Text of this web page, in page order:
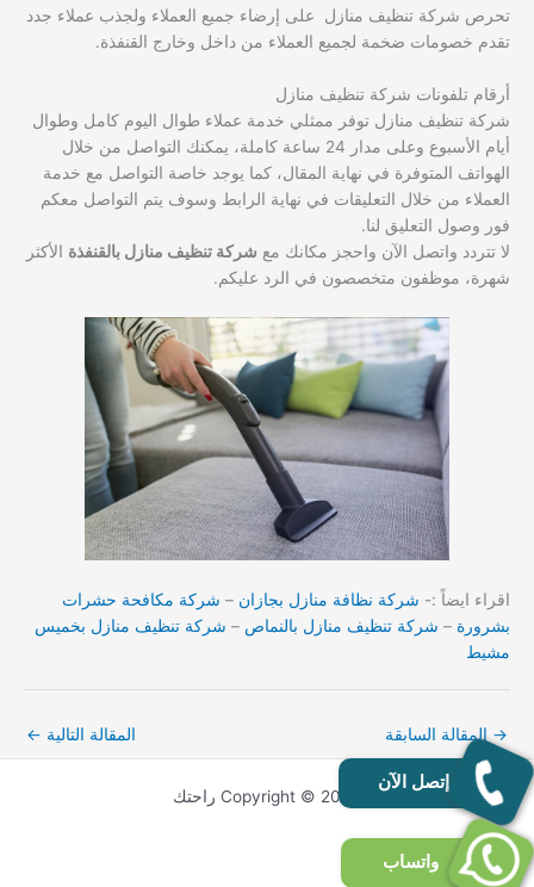
تحرص شركة تنظيف منازل على إرضاء جميع العملاء ولجذب عملاء جدد
تقدم خصومات ضخمة لجميع العملاء من داخل وخارج القنفذة.
أرقام تلفونات شركة تنظيف منازل
شركة تنظيف منازل توفر ممثلي خدمة عملاء طوال اليوم كامل وطوال
أيام الأسبوع وعلى مدار 24 ساعة كاملة، يمكنك التواصل من خلال
الهواتف المتوفرة في نهاية المقال، كما يوجد خاصة التواصل مع خدمة
العملاء من خلال التعليقات في نهاية الرابط وسوف يتم التواصل معكم
فور وصول التعليق لنا.
لا تتردد واتصل الآن واحجز مكانك مع شركة تنظيف منازل بالقنفذة الأكثر
شهرة، موظفون متخصصون في الرد عليكم.
اقراء ايضاً :- شركة نظافة منازل بجازان – شركة مكافحة حشرات
بشرورة – شركة تنظيف منازل بالنماص – شركة تنظيف منازل بخميس
مشيط
→ المقالة السابقة المقالة التالية ←
Copyright © 2026 راحتك
إتصل الآن
واتساب